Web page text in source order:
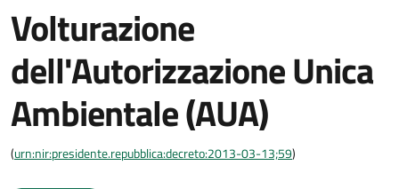
Volturazione
dell'Autorizzazione Unica
Ambientale (AUA)
(urn:nir:presidente.repubblica:decreto:2013-03-13;59)